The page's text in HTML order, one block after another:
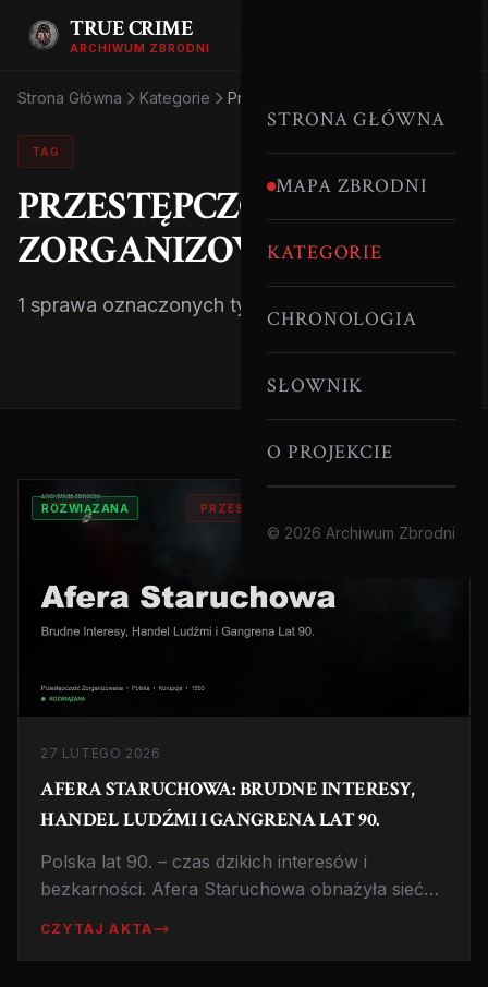
TRUE CRIME
ARCHIWUM ZBRODNI
STRONA GŁÓWNA
MAPA ZBRODNI
KATEGORIE
CHRONOLOGIA
SŁOWNIK
O PROJEKCIE
© 2026 Archiwum Zbrodni
Strona Główna Kategorie Przestępczość Zorganizowana
TAG
PRZESTĘPCZOŚĆ
ZORGANIZOWANA
1 sprawa oznaczonych tym tagiem.
ROZWIĄZANA PRZESTĘPCZOŚĆ ZORGANIZOWANA
27 LUTEGO 2026
AFERA STARUCHOWA: BRUDNE INTERESY,
HANDEL LUDŹMI I GANGRENA LAT 90.
Polska lat 90. – czas dzikich interesów i
bezkarności. Afera Staruchowa obnażyła sieć
CZYTAJ AKTA